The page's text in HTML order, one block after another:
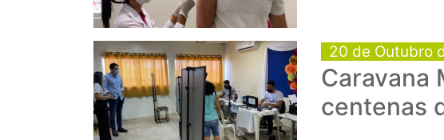
20 de Outubro
Caravana
centenas